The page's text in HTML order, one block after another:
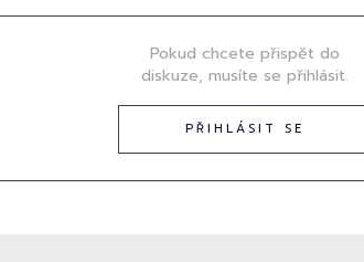
Pokud chcete přispět do
diskuze, musíte se přihlásit.
PŘIHLÁSIT SE